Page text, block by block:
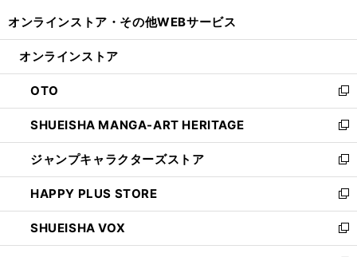
開
ン
ウ
で
開
く
ウ
ン
ド
ウ
で
開
く
オンラインストア・ その他WEBサービス
オンラインストア
OTO
新
し
い
ウ
ィ
ン
ド
ウ
で
開
SHUEISHA MANGA-ART HERITAGE
新
し
い
ウ
ィ
ン
ド
ウ
ジャンプキャラクターズストア
新
し
い
ウ
ィ
ン
HAPPY PLUS STORE
新
し
い
ウ
SHUEISHA VOX
新
し